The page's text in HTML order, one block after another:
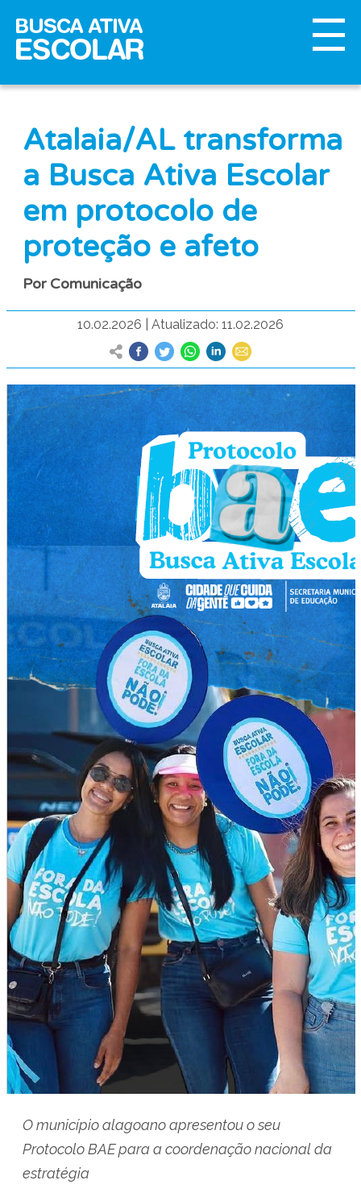
Atalaia/AL transforma
a Busca Ativa Escolar
em protocolo de
proteção e afeto
Por Comunicação
10.02.2026 Atualizado: 11.02.2026
O município alagoano apresentou o seu
Protocolo BAE para a coordenação nacional da
estratégia